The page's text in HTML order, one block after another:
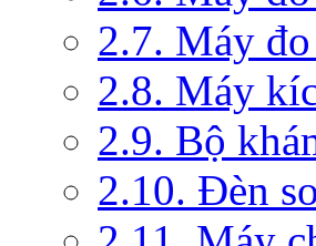
2.7. Máy
2.8. Máy
2.9. Bộ
2.10. Đèn